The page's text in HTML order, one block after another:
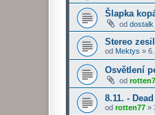
Šlapka
od dostalk
Stereo
od Mektys »
Osvětlení
od
8.11. -
od rotten77 »